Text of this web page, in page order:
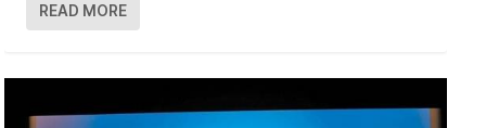
READ MORE